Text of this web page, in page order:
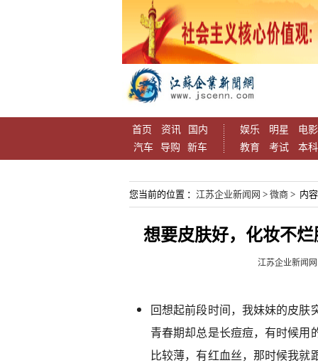
首页 资讯
国内
汽车
导购 新车
娱乐 明星
电影
教育
考试 本科
您当前的位置 ： 江苏企业新闻网 > 微商 > 内
想要皮肤好，化妆不
江苏企业新闻网
回想起前段时间，我妹妹的皮肤
青春期却总是长痘痘，有时候用
比较薄，有红血丝，那时候我就